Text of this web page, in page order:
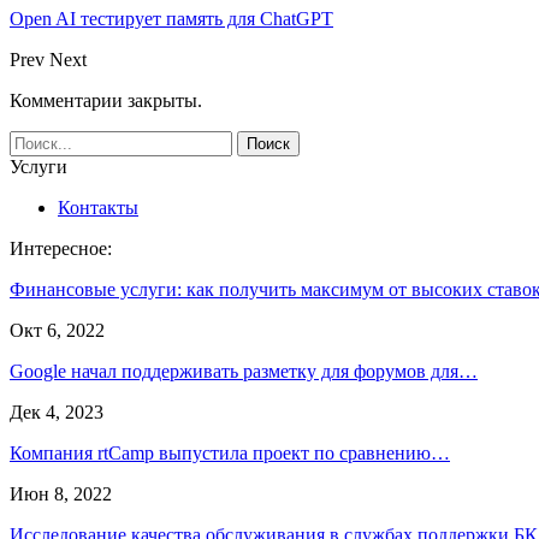
Open AI тестирует память для ChatGPT
Prev Next
Комментарии закрыты.
Услуги
Контакты
Интересное:
Финансовые услуги: как получить максимум от высоких
Окт 6, 2022
Google начал поддерживать разметку для форумов для…
Дек 4, 2023
Компания rtCamp выпустила проект по сравнению…
Июн 8, 2022
Исследование качества обслуживания в службах поддержки БК